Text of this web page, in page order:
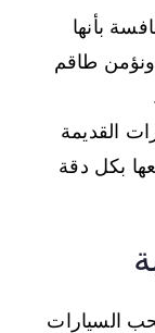
بأنها
طاقم
القديمة
بكل دقة
السيارات